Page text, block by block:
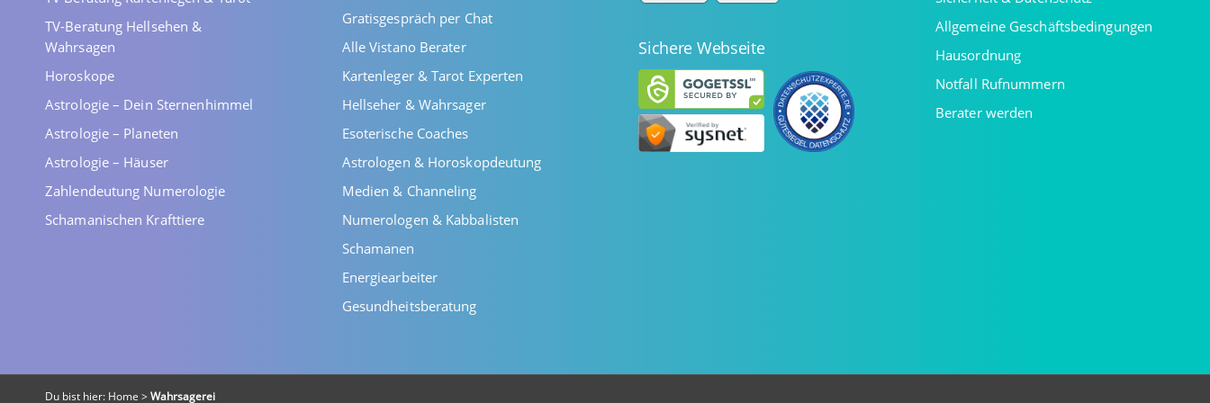
TV-Beratung Hellsehen &
Wahrsagen
Horoskope
Astrologie – Dein Sternenhimmel
Astrologie – Planeten
Astrologie – Häuser
Zahlendeutung Numerologie
Schamanischen Krafttiere
Gratisgespräch per Chat
Alle Vistano Berater
Kartenleger & Tarot Experten
Hellseher & Wahrsager
Esoterische Coaches
Astrologen & Horoskopdeutung
Medien & Channeling
Numerologen & Kabbalisten
Schamanen
Energiearbeiter
Gesundheitsberatung
Sichere Webseite
Allgemeine Geschäftsbedingungen
Hausordnung
Notfall Rufnummern
Berater werden
Du bist hier: Home > Wahrsagerei